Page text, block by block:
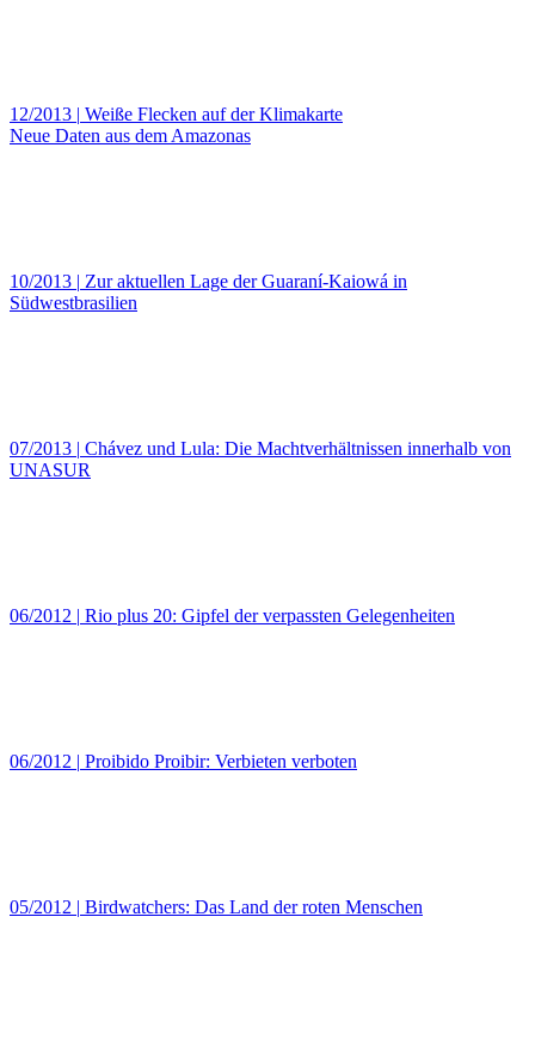
12/2013 | Weiße Flecken auf der Klimakarte
Neue Daten aus dem Amazonas
10/2013 | Zur aktuellen Lage der Guaraní-Kaiowá in
Südwestbrasilien
07/2013 | Chávez und Lula: Die Machtverhältnissen innerhalb von
UNASUR
06/2012 | Rio plus 20: Gipfel der verpassten Gelegenheiten
06/2012 | Proibido Proibir: Verbieten verboten
05/2012 | Birdwatchers: Das Land der roten Menschen